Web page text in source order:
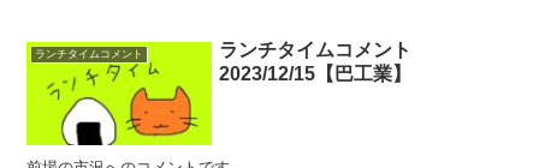
ランチタイムコメント
ランチタイムコメント
2023/12/15【巴工業】